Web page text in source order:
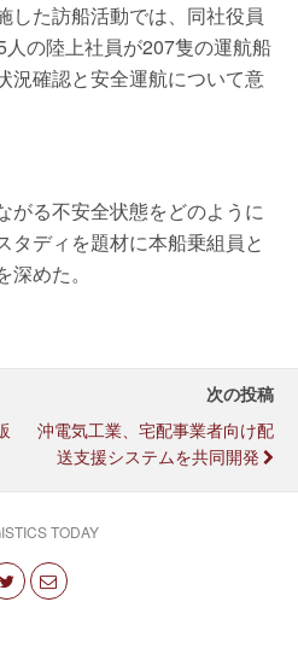
した訪船活動では、同社役員
の陸上社員が207隻の運航船
況確認と安全運航について意
がる不安全状態をどのように
タディを題材に本船乗組員と
めた。
次の投稿
沖電気工業、宅配事業者向け配
送支援システムを共同開発
TODAY